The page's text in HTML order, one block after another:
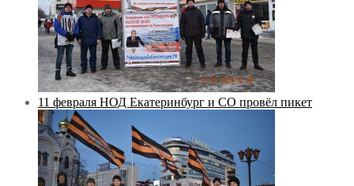
11 февраля НОД Екатеринбург и СО провёл пикет